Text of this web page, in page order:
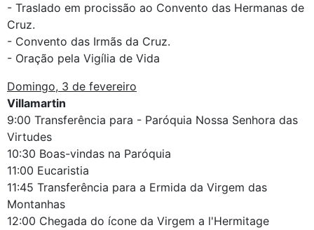
- Traslado em procissão ao Convento das Hermanas de
Cruz.
- Convento das Irmãs da Cruz.
- Oração pela Vigília de Vida
Domingo, 3 de fevereiro
Villamartin
9:00 Transferência para - Paróquia Nossa Senhora das
Virtudes
10:30 Boas-vindas na Paróquia
11:00 Eucaristia
11:45 Transferência para a Ermida da Virgem das
Montanhas
12:00 Chegada do ícone da Virgem a l'Hermitage